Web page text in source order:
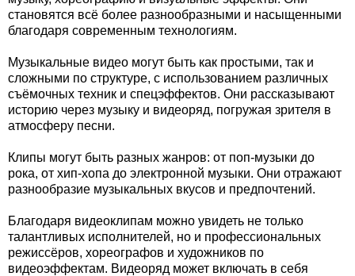
становятся всё более разнообразными и насыщенными
благодаря современным технологиям.
Музыкальные видео могут быть как простыми, так и
сложными по структуре, с использованием различных
съёмочных техник и спецэффектов. Они рассказывают
историю через музыку и видеоряд, погружая зрителя в
атмосферу песни.
Клипы могут быть разных жанров: от поп-музыки до
рока, от хип-хопа до электронной музыки. Они отражают
разнообразие музыкальных вкусов и предпочтений.
Благодаря видеоклипам можно увидеть не только
талантливых исполнителей, но и профессиональных
режиссёров, хореографов и художников по
видеоэффектам. Видеоряд может включать в себя